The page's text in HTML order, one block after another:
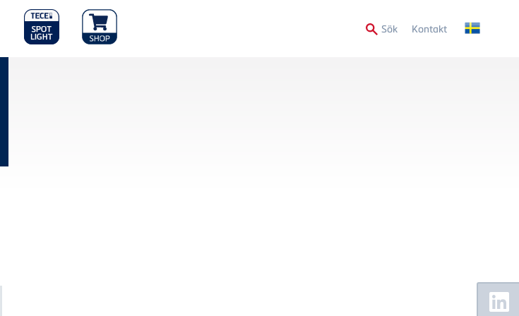
SökSecondary
Kontakt
Floating